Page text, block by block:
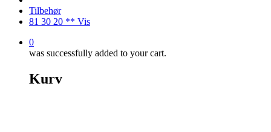
Tilbehør
81 30 20 ** Vis
0
was successfully added to your cart.
Kurv